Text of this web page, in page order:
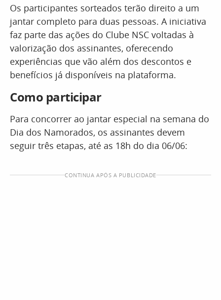
Os participantes sorteados terão direito a um
jantar completo para duas pessoas. A iniciativa
faz parte das ações do Clube NSC voltadas à
valorização dos assinantes, oferecendo
experiências que vão além dos descontos e
benefícios já disponíveis na plataforma.
Como participar
Para concorrer ao jantar especial na semana do
Dia dos Namorados, os assinantes devem
seguir três etapas, até as 18h do dia 06/06:
CONTINUA APÓS A PUBLICIDADE